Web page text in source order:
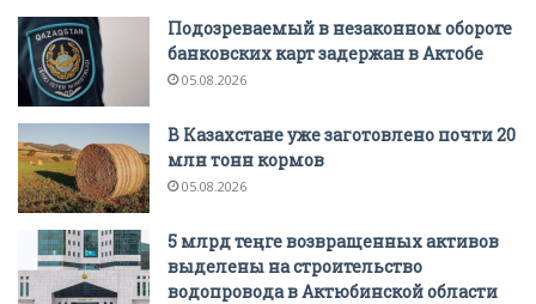
Подозреваемый в незаконном обороте
банковских карт задержан в Актобе
05.08.2026
В Казахстане уже заготовлено почти 20
млн тонн кормов
05.08.2026
5 млрд теңге возвращенных активов
выделены на строительство
водопровода в Актюбинской области